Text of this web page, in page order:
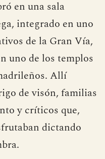
en una sala
integrado en uno
de la Gran Vía,
uno de los templos
Allí
de visón, familias
y críticos que,
dictando